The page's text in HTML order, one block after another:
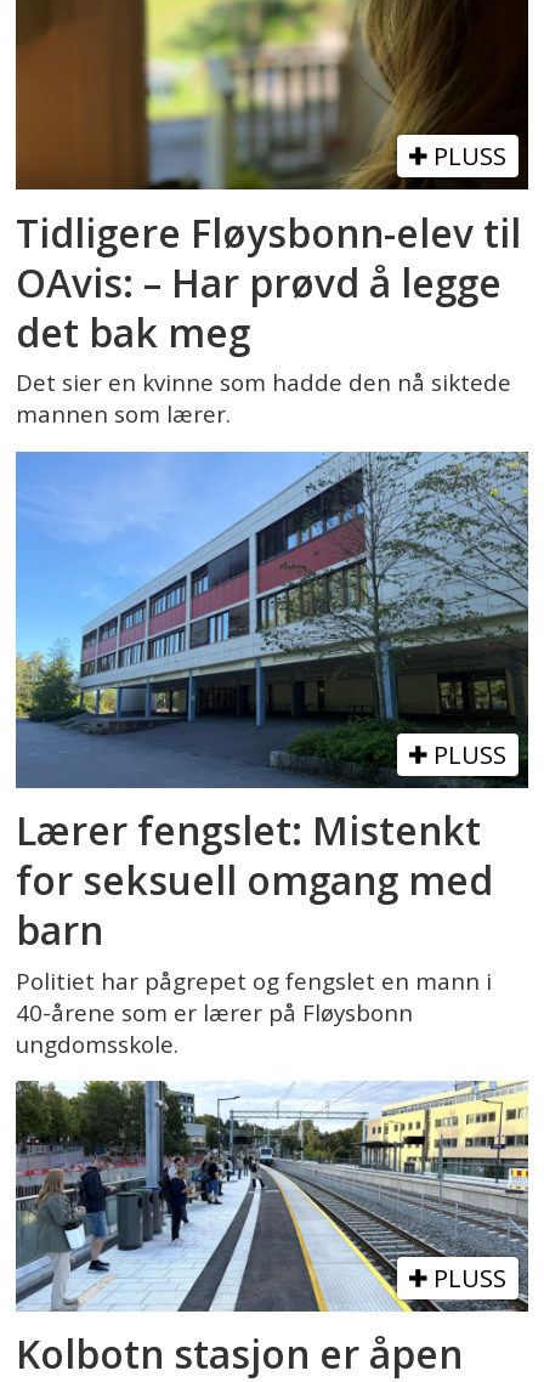
PLUSS
Tidligere Fløysbonn-elev til
OAvis: – Har prøvd å legge
det bak meg
Det sier en kvinne som hadde den nå siktede
mannen som lærer.
PLUSS
Lærer fengslet: Mistenkt
for seksuell omgang med
barn
Politiet har pågrepet og fengslet en mann i
40-årene som er lærer på Fløysbonn
ungdomsskole.
PLUSS
Kolbotn stasjon er åpen